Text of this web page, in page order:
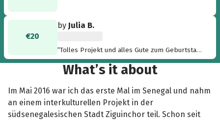
€20
by Julia B.
“Tolles Projekt und alles Gute zum Geburtstag,
liebe Kika! Ich hoffe, du hast bald deine
Spendensumme beisammen, die du dir
Spenden-Geburtstagsaktionen von
Betterplace für meine NGO :)
https://developmedaid.org/”
What’s it about
Im Mai 2016 war ich das erste Mal im Senegal und nahm
an einem interkulturellen Projekt in der
südsenegalesischen Stadt Ziguinchor teil. Schon seit